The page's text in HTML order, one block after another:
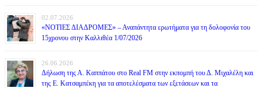
02.07.2026
«ΝΟΤΙΕΣ ΔΙΑΔΡΟΜΕΣ» – Αναπάντητα ερωτήματα για τη δολοφονία του
15χρονου στην Καλλιθέα 1/07/2026
26.06.2026
Δήλωση της Α. Καππάτου στο Real FM στην εκπομπή του Δ. Μιχαλέλη και
της Ε. Κατσαμπέκη για τα αποτελέσματα των εξετάσεων και τα